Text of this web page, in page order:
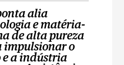
alia
e matéria-
de alta pureza
impulsionar o
e a indústria